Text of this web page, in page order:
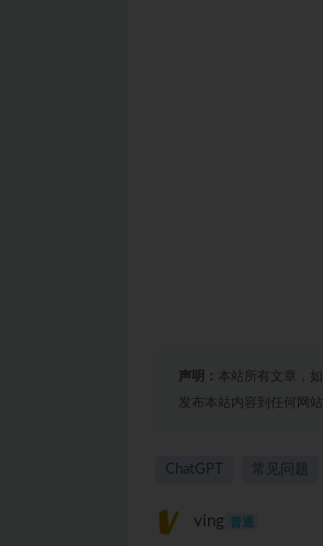
声明： 本站所有文章，
发布本站内容到任何网
ChatGPT 常见问题
ving 普通